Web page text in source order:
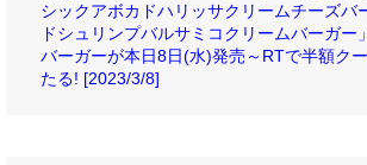
シックアボカドハリッサクリームチーズバ
ドシュリンプバルサミコクリームバーガー
バーガーが本日8日(水)発売～RTで半額ク
たる! [2023/3/8]